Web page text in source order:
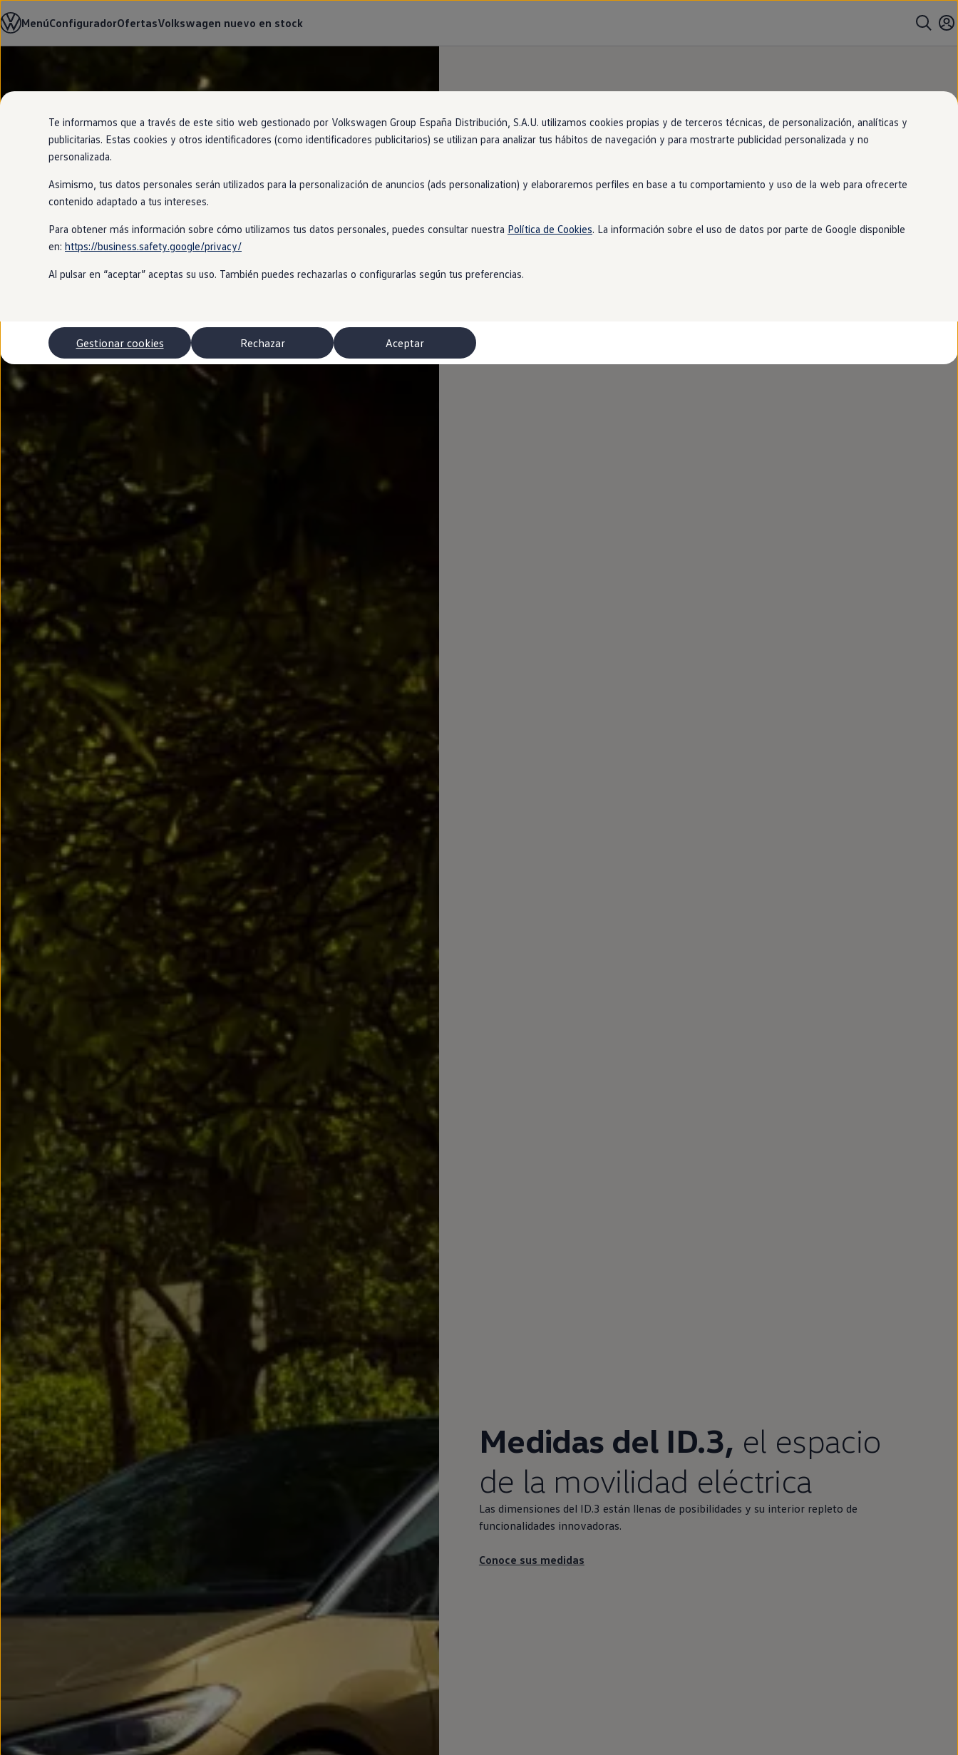
directamente
directamente
página
MenúConfiguradorOfertasVolkswagen nuevo en stock
Modelos y configurador
Nuevo ID. Cross
Vehículos Comerciales
Financiación
My Way
Seguros
Empresas
Autoescuelas
Más sobre eléctricos
Más sobre híbridos
Plan Auto +
Etiquetas DGT
Simulador de autonomía, carga y ahorro
Soluciones de carga
Autonomía
Clientes y posventa
Club Volkswagen
Ofertas posventa
Eventos y experiencias
Beneficios Volkswagen
Asistencia en carretera
Rent-a-Car
Buscar servicios para tu modelo
Volkswagen Apps, inicio de sesión y tienda
Conectar el móvil con el vehículo
Actualizaciones del software, los mapas y las emisoras de radio
Mantenimiento y reparaciones
Aceite y líquidos del motor
Baterías
Motor y chasis
Aire acondicionado y filtros
Faros y lunas
Carrocería y pintura
Recambios Volkswagen
Accesorios y merchandising
Seguridad
Transporte
Entretenimiento
Personalización
Carga
Merchandising
Todo sobre tu Volkswagen
Tu coche conectado
Luces de advertencia
Manuales del coche
Información sobre EA189
Accede a My Volkswagen
Todo sobre tu Volkswagen
Información sobre Diésel XTL
Suscripción de mantenimiento Long Drive
Modelos anteriores
Beetle
Scirocco
Sharan
Tiguan
Asistencia en carretera
Medidas del ID.3, el espacio
de la movilidad eléctrica
Las dimensiones del ID.3 están llenas de posibilidades y su interior repleto de
funcionalidades innovadoras.
Conoce sus medidas
Te informamos que a través de este sitio web gestionado por Volkswagen Group España Distribución, S.A.U. utilizamos cookies propias y de terceros técnicas, de personalización, analíticas y
publicitarias. Estas cookies y otros identificadores (como identificadores publicitarios) se utilizan para analizar tus hábitos de navegación y para mostrarte publicidad personalizada y no
personalizada.
Asimismo, tus datos personales serán utilizados para la personalización de anuncios (ads personalization) y elaboraremos perfiles en base a tu comportamiento y uso de la web para ofrecerte
contenido adaptado a tus intereses.
Para obtener más información sobre cómo utilizamos tus datos personales, puedes consultar nuestra Política de Cookies. La información sobre el uso de datos por parte de Google disponible
en: https://business.safety.google/privacy/
Al pulsar en “aceptar” aceptas su uso. También puedes rechazarlas o configurarlas según tus preferencias.
Aceptar
Rechazar
Gestionar cookies